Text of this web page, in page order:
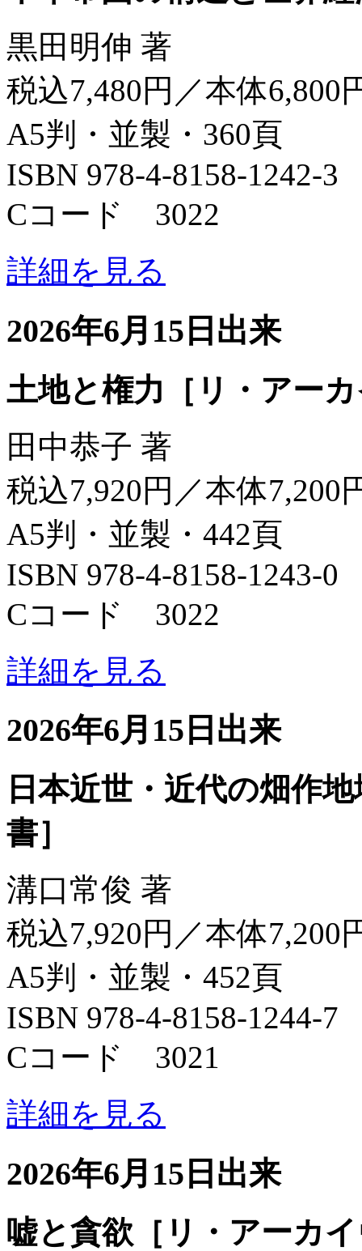
黒田明伸 著
税込7,480円／本体6,800
A5判・並製・360頁
ISBN 978-4-8158-1242-3
Cコード 3022
詳細を見る
2026年6月15日出来
土地と権力［リ・アー
田中恭子 著
税込7,920円／本体7,200
A5判・並製・442頁
ISBN 978-4-8158-1243-0
Cコード 3022
詳細を見る
2026年6月15日出来
日本近世・近代の畑作
書］
溝口常俊 著
税込7,920円／本体7,200
A5判・並製・452頁
ISBN 978-4-8158-1244-7
Cコード 3021
詳細を見る
2026年6月15日出来
嘘と貪欲［リ・アーカ